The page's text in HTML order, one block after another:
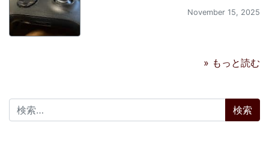
November 15, 2025
» もっと読む
検索: